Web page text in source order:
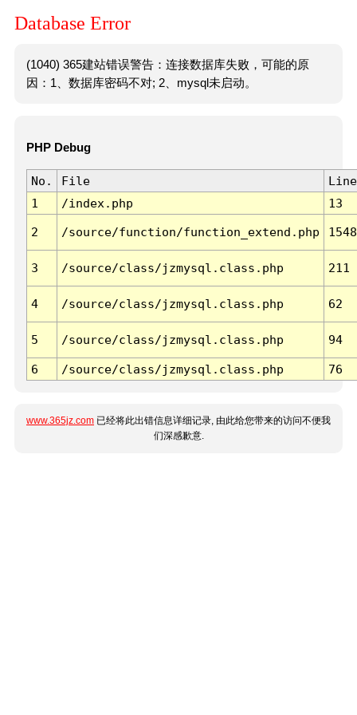
Database Error
(1040) 365建站错误警告：连接数据库失败，可能的原
因：1、数据库密码不对; 2、mysql未启动。
PHP Debug
No. File
Line
1
/index.php 13
2 /source/function/function_extend.php 1548
3 /source/class/jzmysql.class.php 211
4 /source/class/jzmysql.class.php 62
5 /source/class/jzmysql.class.php 94
6 /source/class/jzmysql.class.php 76
www.365jz.com 已经将此出错信息详细记录, 由此给您带来的访问不便我
们深感歉意.